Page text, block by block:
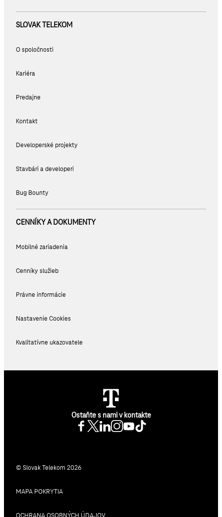
SLOVAK TELEKOM
O spoločnosti
Kariéra
Predajne
Kontakt
Developerské projekty
Stavbári a developeri
Bug Bounty
CENNÍKY A DOKUMENTY
Mobilné zariadenia
Cenníky služieb
Právne informácie
Nastavenie Cookies
Kvalitatívne ukazovatele
Ostaňte s nami v kontakte
© Slovak Telekom 2026
MAPA POKRYTIA
OCHRANA OSOBNÝCH ÚDAJOV